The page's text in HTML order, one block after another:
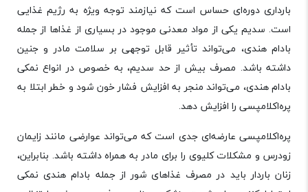
بارداری دوره‌ای حساس است که نیازمند توجه ویژه به رژیم غذایی
است. سدیم یکی از مواد معدنی موجود در بسیاری از غذاها از جمله
بادام هندی، می‌تواند تأثیر قابل توجهی بر سلامت مادر و جنین
داشته باشد. مصرف بیش از حد سدیم، به خصوص در انواع نمکی
بادام هندی، می‌تواند منجر به افزایش فشار خون شود و خطر ابتلا به
پره‌اکلامپسی را افزایش دهد.
پره‌اکلامپسی عارضه‌ای جدی است که می‌تواند عوارضی مانند زایمان
زودرس و مشکلات کلیوی را برای مادر به همراه داشته باشد. بنابراین،
زنان باردار باید در مصرف غذاهای شور از جمله بادام هندی نمکی